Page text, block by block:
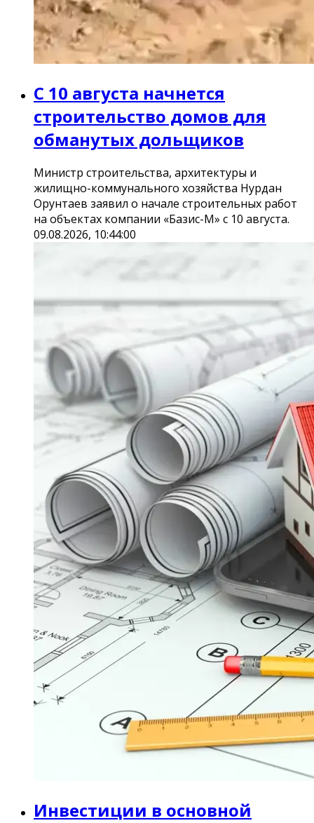
С 10 августа начнется
строительство домов для
обманутых дольщиков
Министр строительства, архитектуры и
жилищно-коммунального хозяйства Нурдан
Орунтаев заявил о начале строительных работ
на объектах компании «Базис-М» с 10 августа.
09.08.2026, 10:44:00
Инвестиции в основной